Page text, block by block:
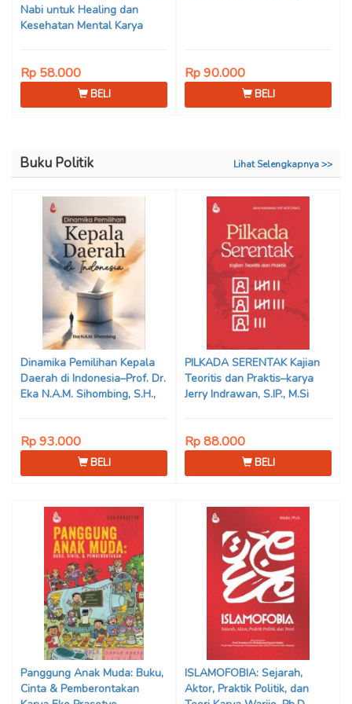
Nabi untuk Healing dan
Kesehatan Mental Karya
Saniyya Fadhila, Avanda
Chintya Cahyaning Putri, dan
Arjunedi
Rp 58.000
BELI
Rp 90.000
BELI
Buku Politik Lihat Selengkapnya >>
Dinamika Pemilihan Kepala
Daerah di Indonesia–Prof. Dr.
Eka N.A.M. Sihombing, S.H.,
Rp 93.000
BELI
PILKADA SERENTAK Kajian
Teoritis dan Praktis–karya
Jerry Indrawan, S.IP., M.Si
Rp 88.000
BELI
Panggung Anak Muda: Buku,
Cinta & Pemberontakan
ISLAMOFOBIA: Sejarah,
Aktor, Praktik Politik, dan